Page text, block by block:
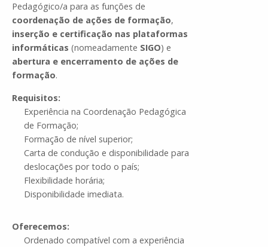
Pedagógico/a para as funções de
coordenação de ações de formação,
inserção e certificação nas plataformas
informáticas (nomeadamente SIGO) e
abertura e encerramento de ações de
formação.
Requisitos:
Experiência na Coordenação Pedagógica
de Formação;
Formação de nível superior;
Carta de condução e disponibilidade para
deslocações por todo o país;
Flexibilidade horária;
Disponibilidade imediata.
Oferecemos:
Ordenado compatível com a experiência